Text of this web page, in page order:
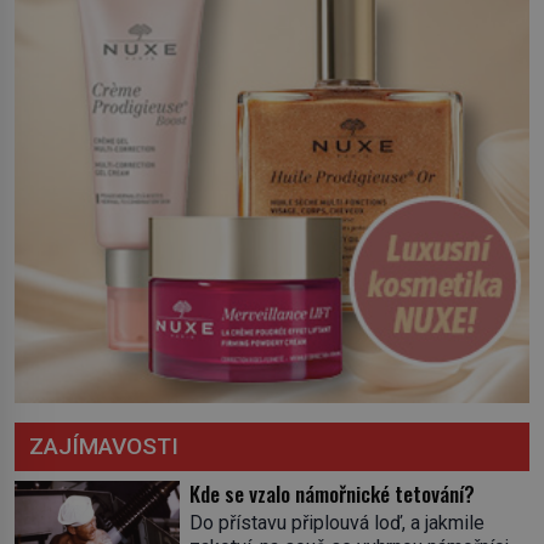
ZAJÍMAVOSTI
Kde se vzalo námořnické tetování?
Do přístavu připlouvá loď, a jakmile